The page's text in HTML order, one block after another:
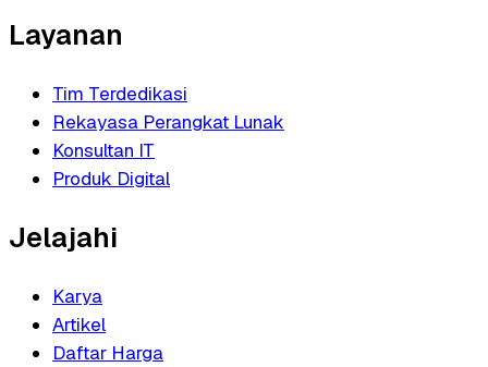
Layanan
Tim Terdedikasi
Rekayasa Perangkat Lunak
Konsultan IT
Produk Digital
Jelajahi
Karya
Artikel
Daftar Harga